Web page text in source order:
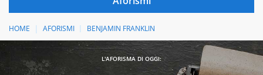
HOME AFORISMI BENJAMIN FRANKLIN
L'AFORISMA DI OGGI: